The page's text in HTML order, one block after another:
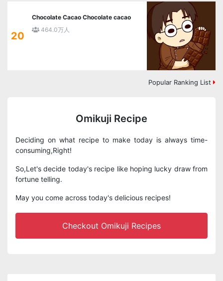
20
Chocolate Cacao Chocolate cacao
464.0万人
Popular Ranking List
Omikuji Recipe
Deciding on what recipe to make today is always time-
consuming,Right!
So,Let's decide today's recipe like hoping lucky draw from
fortune telling.
May you come across today's delicious recipes!
Checkout Omikuji Recipes